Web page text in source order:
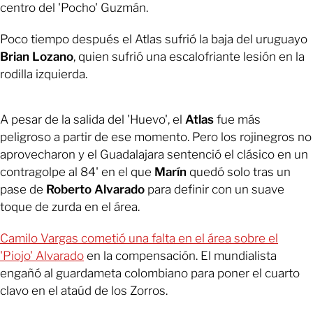
centro del 'Pocho' Guzmán.
Poco tiempo después el Atlas sufrió la baja del uruguayo
Brian Lozano, quien sufrió una escalofriante lesión en la
rodilla izquierda.
A pesar de la salida del 'Huevo', el Atlas fue más
peligroso a partir de ese momento. Pero los rojinegros no
aprovecharon y el Guadalajara sentenció el clásico en un
contragolpe al 84' en el que Marín quedó solo tras un
pase de Roberto Alvarado para definir con un suave
toque de zurda en el área.
Camilo Vargas cometió una falta en el área sobre el
'Piojo' Alvarado en la compensación. El mundialista
engañó al guardameta colombiano para poner el cuarto
clavo en el ataúd de los Zorros.